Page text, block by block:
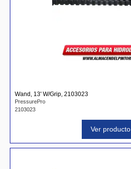
Wand, 13' W/Grip, 2103023
PressurePro
2103023
Ver producto